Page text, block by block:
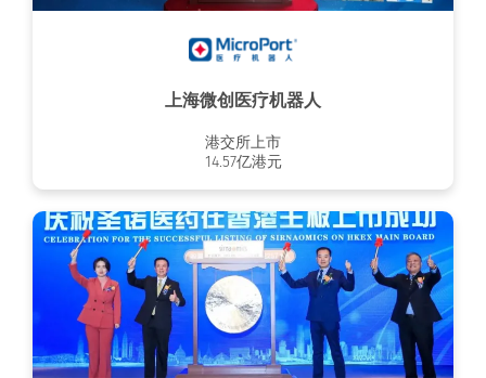
上海微创医疗机器人
港交所上市
14.57亿港元